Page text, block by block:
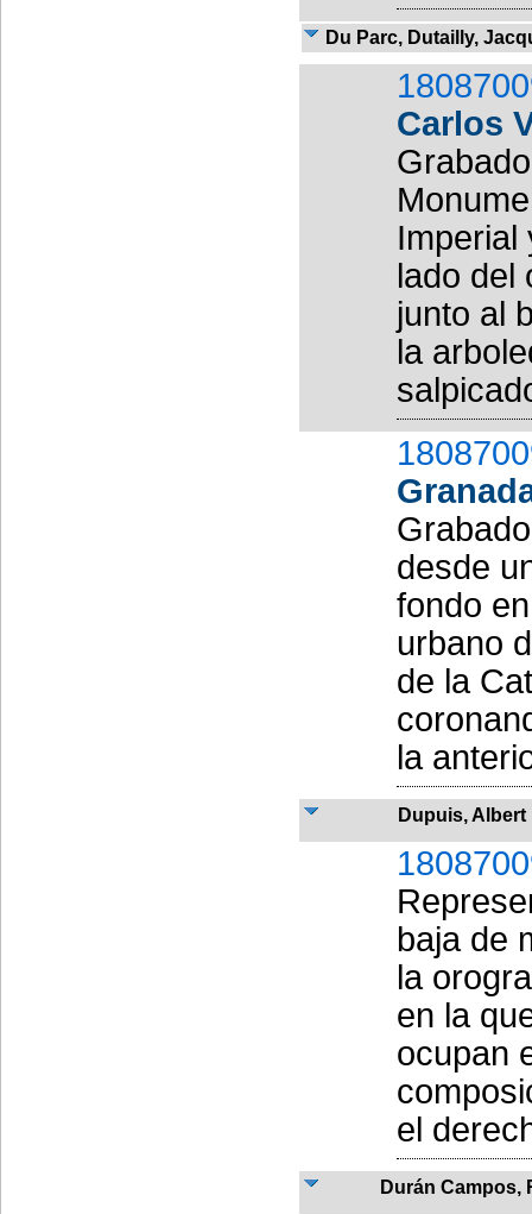
Du Parc, Dutailly,
Carlos
Imperial
lado del
junto al
la
desde
fondo
urbano
de la
la
Dupuis, Albert
baja de
la
en la
ocupan
el
Durán Campos,